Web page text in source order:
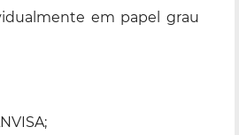
em papel grau